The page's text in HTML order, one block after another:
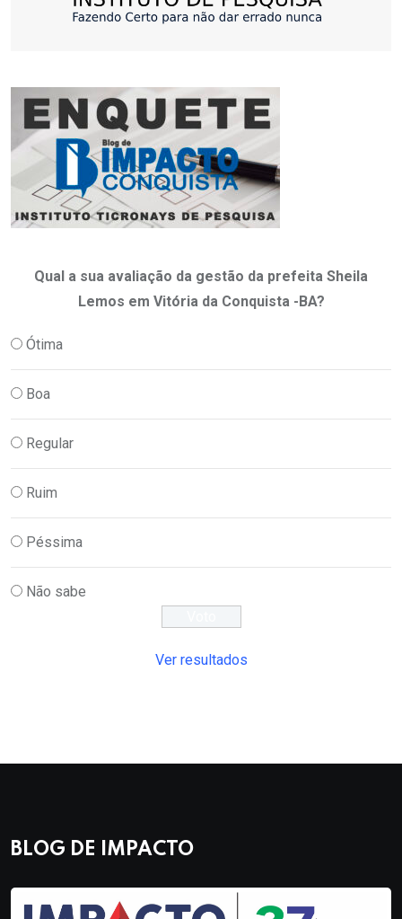
Qual a sua avaliação da gestão da prefeita Sheila
Lemos em Vitória da Conquista -BA?
Ótima
Boa
Regular
Ruim
Péssima
Não sabe
Ver resultados
BLOG DE IMPACTO